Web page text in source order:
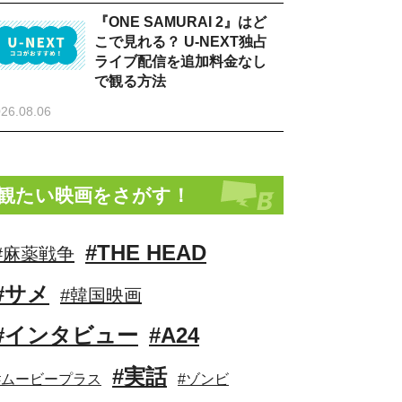
『ONE SAMURAI 2』はど
こで見れる？ U-NEXT独占
ライブ配信を追加料金なし
で観る方法
たい映画をさがす！
薬戦争 #THE HEAD
サメ
#韓国映画
インタビュー #A24
ービープラス #実話 #ゾンビ